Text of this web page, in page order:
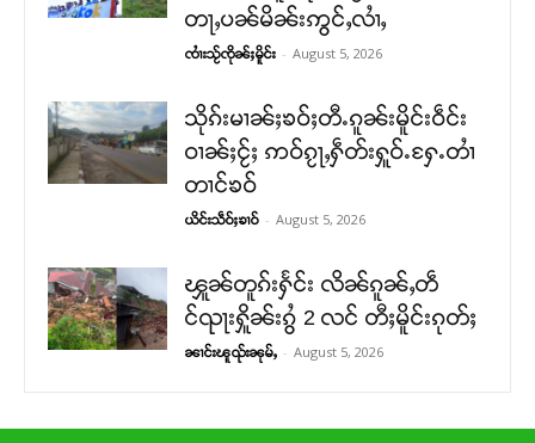
တႃႇပၼ်မိၼ်းဢွင်ႇလၢႆႇ
ၸၢႆးသႂ်ၸိုၼ်ႈမိူင်း - August 5, 2026
သိုၵ်းမၢၼ်ႈၶဝ်ႈတီႉၵူၼ်းမိူင်းဝဵင်း
ဝၢၼ်ႈငႂ်ႈ ဢဝ်ၵႂႃႇႁဵတ်းႁူဝ်ႉႁႄႉတၢႆ
တၢင်ၶဝ်
ယိင်းသဵဝ်ႈၶၢဝ် - August 5, 2026
ၾူၼ်တူၵ်းႁႅင်း လိၼ်ၵူၼ်ႇတဵ
င်ၺႃးႁိူၼ်းၵွႆ 2 လင် တီႈမိူင်းၵုတ်ႈ
ၼၢင်းၽူၺ်းၼုမ်ႇ - August 5, 2026